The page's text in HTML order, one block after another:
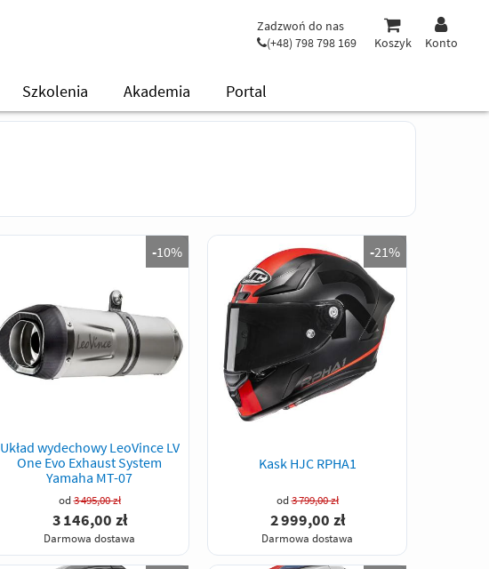
Zadzwoń do nas
(+48) 798 798 169
Koszyk Konto
Szkolenia Akademia Portal
-10%
Układ wydechowy LeoVince LV
One Evo Exhaust System
Yamaha MT-07
od3 495,00 zł
3 146,00 zł
Darmowa dostawa
-21%
Kask HJC RPHA1
od3 799,00 zł
2 999,00 zł
Darmowa dostawa